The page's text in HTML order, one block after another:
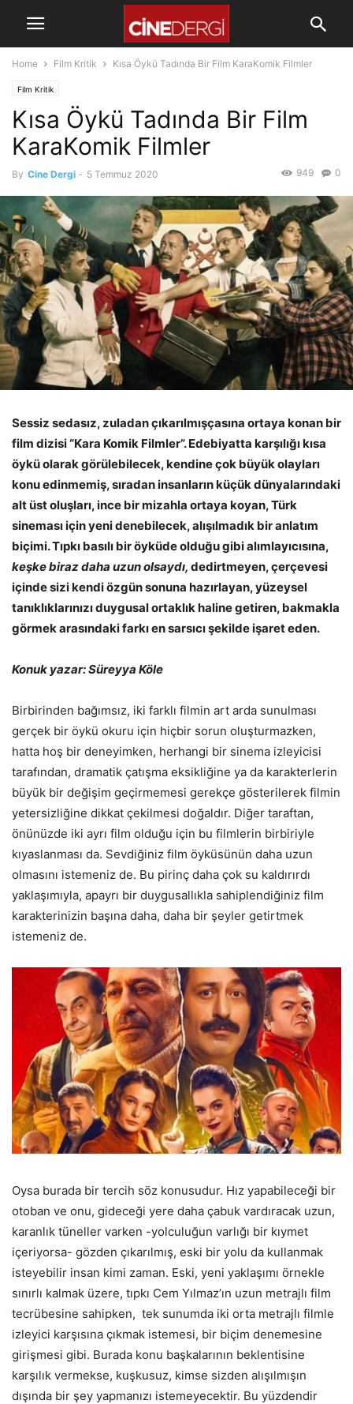
Home Film Kritik Kısa Öykü Tadında Bir Film KaraKomik Filmler
Film Kritik
Kısa Öykü Tadında Bir Film
KaraKomik Filmler
By Cine Dergi - 5 Temmuz 2020 0
949
Sessiz sedasız, zuladan çıkarılmışçasına ortaya konan bir
film dizisi “Kara Komik Filmler”. Edebiyatta karşılığı kısa
öykü olarak görülebilecek, kendine çok büyük olayları
konu edinmemiş, sıradan insanların küçük dünyalarındaki
alt üst oluşları, ince bir mizahla ortaya koyan, Türk
sineması için yeni denebilecek, alışılmadık bir anlatım
biçimi. Tıpkı basılı bir öyküde olduğu gibi alımlayıcısına,
keşke biraz daha uzun olsaydı, dedirtmeyen, çerçevesi
içinde sizi kendi özgün sonuna hazırlayan, yüzeysel
tanıklıklarınızı duygusal ortaklık haline getiren, bakmakla
görmek arasındaki farkı en sarsıcı şekilde işaret eden.
Konuk yazar: Süreyya Köle
Birbirinden bağımsız, iki farklı filmin art arda sunulması
gerçek bir öykü okuru için hiçbir sorun oluşturmazken,
hatta hoş bir deneyimken, herhangi bir sinema izleyicisi
tarafından, dramatik çatışma eksikliğine ya da karakterlerin
büyük bir değişim geçirmemesi gerekçe gösterilerek filmin
yetersizliğine dikkat çekilmesi doğaldır. Diğer taraftan,
önünüzde iki ayrı film olduğu için bu filmlerin birbiriyle
kıyaslanması da. Sevdiğiniz film öyküsünün daha uzun
olmasını istemeniz de. Bu pirinç daha çok su kaldırırdı
yaklaşımıyla, apayrı bir duygusallıkla sahiplendiğiniz film
karakterinizin başına daha, daha bir şeyler getirtmek
istemeniz de.
Oysa burada bir tercih söz konusudur. Hız yapabileceği bir
otoban ve onu, gideceği yere daha çabuk vardıracak uzun,
karanlık tüneller varken -yolculuğun varlığı bir kıymet
içeriyorsa- gözden çıkarılmış, eski bir yolu da kullanmak
isteyebilir insan kimi zaman. Eski, yeni yaklaşımı örnekle
sınırlı kalmak üzere, tıpkı Cem Yılmaz’ın uzun metrajlı film
tecrübesine sahipken, tek sunumda iki orta metrajlı filmle
izleyici karşısına çıkmak istemesi, bir biçim denemesine
girişmesi gibi. Burada konu başkalarının beklentisine
karşılık vermekse, kuşkusuz, kimse sizden alışılmışın
dışında bir şey yapmanızı istemeyecektir. Bu yüzdendir